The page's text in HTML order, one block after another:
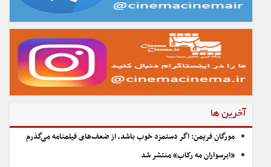
آخرین ها
مورگان فریمن: اگر دستمزد خوب باشد، از ضعف‌های فیلمنامه می‌گذرم
«ابرسواران مه رکاب» منتشر شد